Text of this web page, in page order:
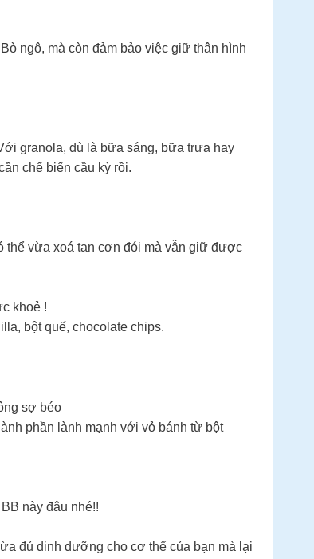
ngô, mà còn đảm bảo việc giữ thân hình
granola, dù là bữa sáng, bữa trưa hay
chế biến cầu kỳ rồi.
thể vừa xoá tan cơn đói mà vẫn giữ được
khoẻ !
bột quế, chocolate chips.
sợ béo
phần lành mạnh với vỏ bánh từ bột
này đâu nhé!!
đủ dinh dưỡng cho cơ thể của bạn mà lại